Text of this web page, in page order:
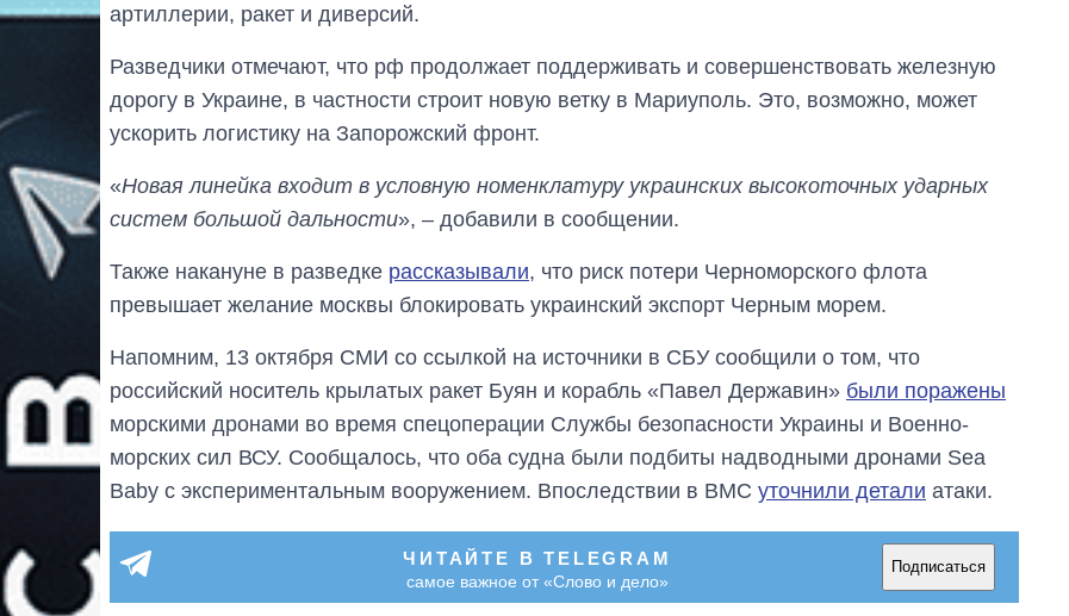
артиллерии, ракет и диверсий.
Разведчики отмечают, что рф продолжает поддерживать и совершенствовать железную
дорогу в Украине, в частности строит новую ветку в Мариуполь. Это, возможно, может
ускорить логистику на Запорожский фронт.
«Новая линейка входит в условную номенклатуру украинских высокоточных ударных
систем большой дальности», – добавили в сообщении.
Также накануне в разведке рассказывали, что риск потери Черноморского флота
превышает желание москвы блокировать украинский экспорт Черным морем.
Напомним, 13 октября СМИ со ссылкой на источники в СБУ сообщили о том, что
российский носитель крылатых ракет Буян и корабль «Павел Державин» были поражены
морскими дронами во время спецоперации Службы безопасности Украины и Военно-
морских сил ВСУ. Сообщалось, что оба судна были подбиты надводными дронами Sea
Baby с экспериментальным вооружением. Впоследствии в ВМС уточнили детали атаки.
ЧИТАЙТЕ В TELEGRAM
самое важное от «Слово и дело»
Подписаться
массированных
ударов по Украине
за лето: Киев и